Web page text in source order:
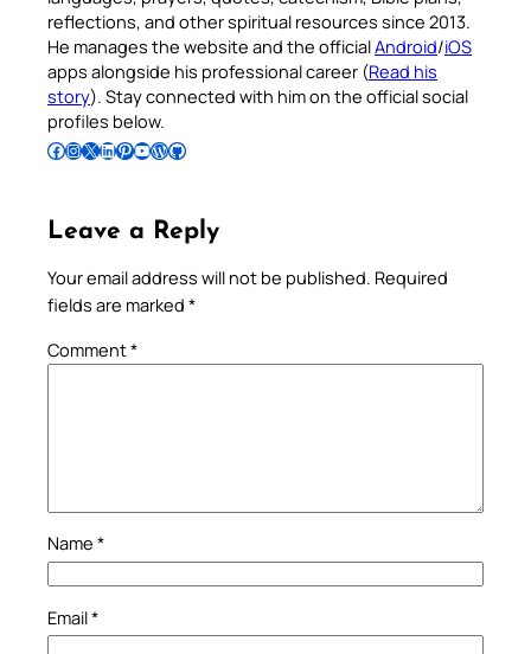
reflections, and other spiritual resources since 2013.
He manages the website and the officialAndroid/iOS
apps alongside his professional career (Read his
story). Stay connected with him on the official social
profiles below.
Follow Pradeep on Facebook Follow Pradeep on InstagramFollow Pradeep on X Follow Pradeep on LinkedIn Follow Pradeep on Pinterest Subscribe to Pradeep’s Youtube Channel Follow Pradeep on WordPress Follow Pradeep on GitHub
Leave a Reply
Your email address will not be published. Required
fields are marked *
Comment*
Name *
Email*